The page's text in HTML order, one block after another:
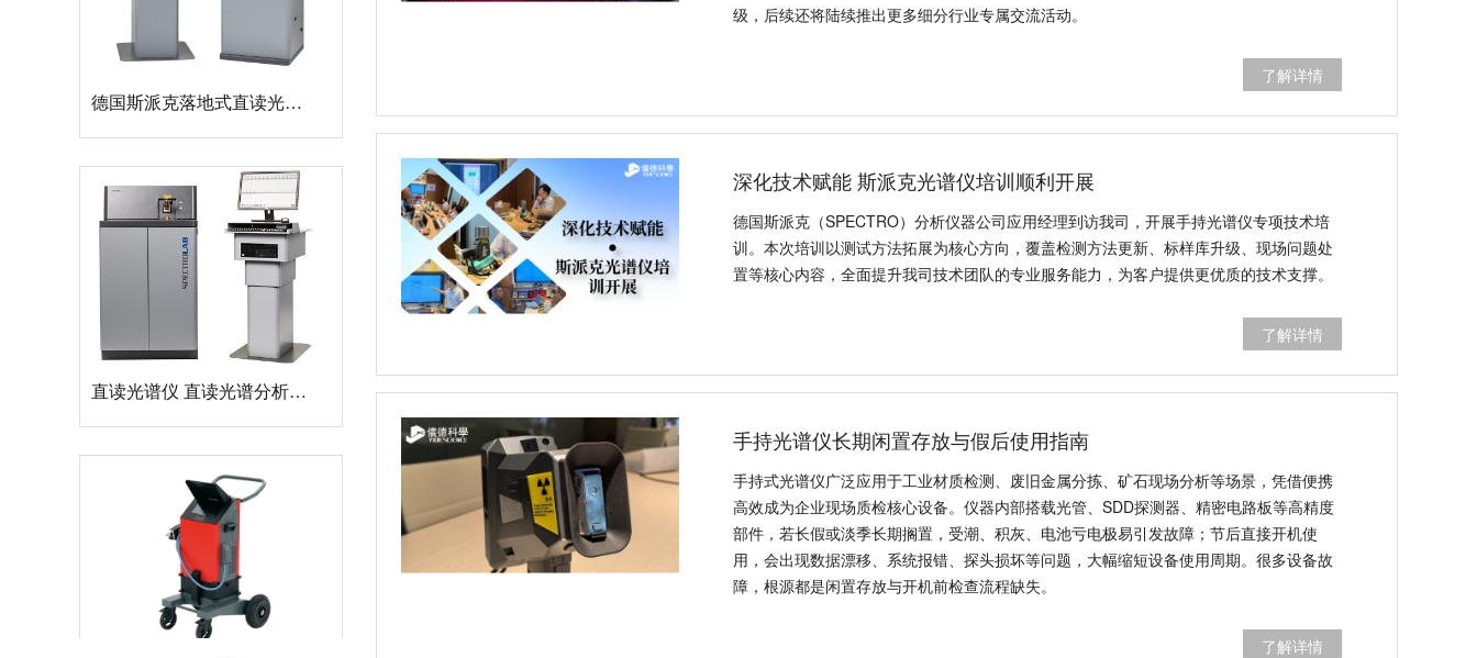
级，后续还将陆续推出更多细分行业专属交流活动。
了解详情
深化技术赋能 斯派克光谱仪培训顺利开展
德国斯派克（SPECTRO）分析仪器公司应用经理到访我司，开展手持光谱仪专项技术培
训。本次培训以测试方法拓展为核心方向，覆盖检测方法更新、标样库升级、现场问题处
置等核心内容，全面提升我司技术团队的专业服务能力，为客户提供更优质的技术支撑。
了解详情
手持光谱仪长期闲置存放与假后使用指南
手持式光谱仪广泛应用于工业材质检测、废旧金属分拣、矿石现场分析等场景，凭借便携
高效成为企业现场质检核心设备。仪器内部搭载光管、SDD探测器、精密电路板等高精度
部件，若长假或淡季长期搁置，受潮、积灰、电池亏电极易引发故障；节后直接开机使
用，会出现数据漂移、系统报错、探头损坏等问题，大幅缩短设备使用周期。很多设备故
障，根源都是闲置存放与开机前检查流程缺失。
了解详情
德国斯派克落地式直读光谱仪SPECTROMAXx 电弧/火花OES金属分析仪
直读光谱仪 直读光谱分析仪 LAB S